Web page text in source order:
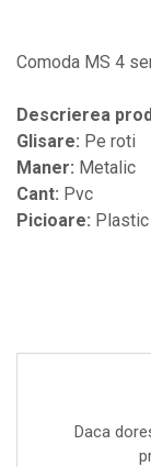
Comoda MS 4
Descrierea
Glisare: Pe roti
Maner: Metalic
Cant: Pvc
Picioare: Plastic
Daca